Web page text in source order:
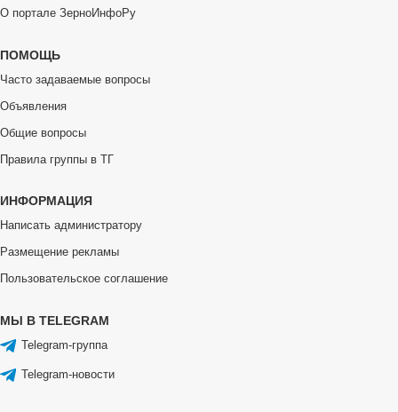
О портале ЗерноИнфоРу
ПОМОЩЬ
Часто задаваемые вопросы
Объявления
Общие вопросы
Правила группы в ТГ
ИНФОРМАЦИЯ
Написать администратору
Размещение рекламы
Пользовательское соглашение
МЫ В TELEGRAM
Telegram-группа
Telegram-новости